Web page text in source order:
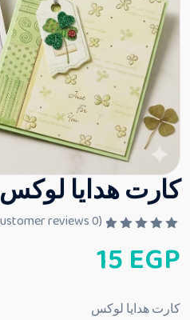
كارت هدايا لوكس
م
ا
ي
(
0
15EGP
كارت هدايا لوكس